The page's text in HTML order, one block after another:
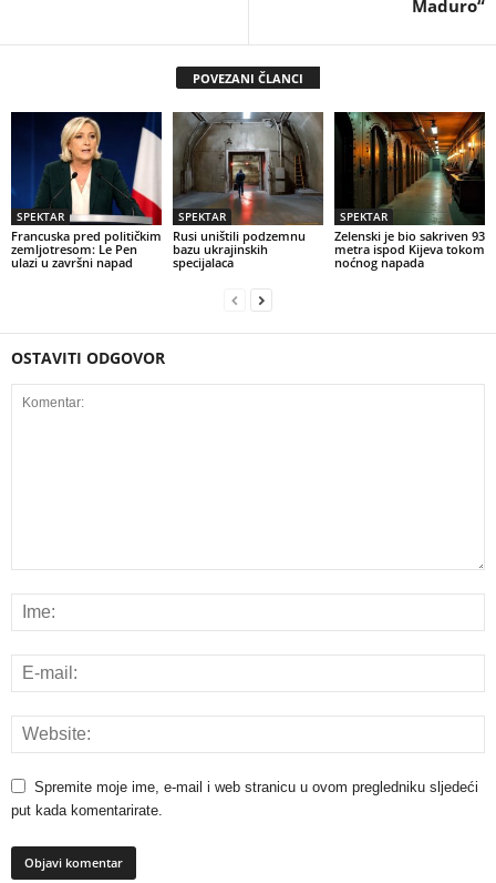
Maduro“
POVEZANI ČLANCI
SPEKTAR
Francuska pred političkim
zemljotresom: Le Pen
ulazi u završni napad
SPEKTAR
Rusi uništili podzemnu
bazu ukrajinskih
specijalaca
SPEKTAR
Zelenski je bio sakriven 93
metra ispod Kijeva tokom
noćnog napada
OSTAVITI ODGOVOR
Spremite moje ime, e-mail i web stranicu u ovom pregledniku sljedeći
put kada komentarirate.